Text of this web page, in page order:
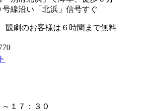
号線沿い「北浜」信号すぐ
劇のお客様は６時間まで無料
１７：３０